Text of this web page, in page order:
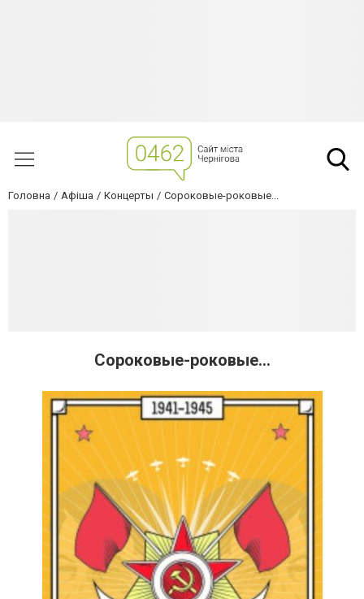
Головна Афіша Концерты Сороковые-роковые...
Сороковые-роковые...